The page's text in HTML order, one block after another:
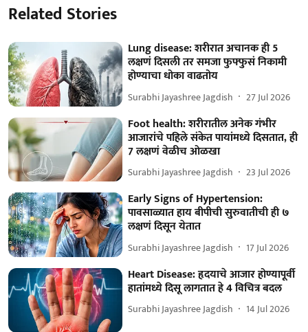
Related Stories
Lung disease: शरीरात अचानक ही 5
लक्षणं दिसली तर समजा फुफ्फुसं निकामी
होण्याचा धोका वाढतोय
Surabhi Jayashree Jagdish 27 Jul 2026
Foot health: शरीरातील अनेक गंभीर
आजारांचे पहिले संकेत पायांमध्ये दिसतात, ही
7 लक्षणं वेळीच ओळखा
Surabhi Jayashree Jagdish 23 Jul 2026
Early Signs of Hypertension:
पावसाळ्यात हाय बीपीची सुरुवातीची ही ७
लक्षणं दिसून येतात
Surabhi Jayashree Jagdish 17 Jul 2026
Heart Disease: हृदयाचे आजार होण्यापूर्वी
हातांमध्ये दिसू लागतात हे 4 विचित्र बदल
Surabhi Jayashree Jagdish 14 Jul 2026